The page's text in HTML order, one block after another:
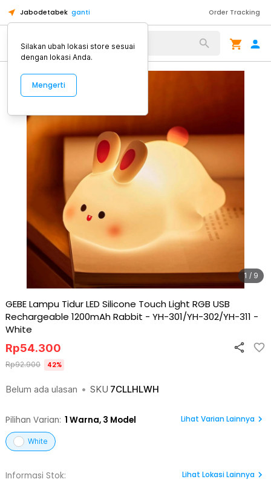
Jabodetabek ganti Order Tracking
Alat Kopi
1 / 9
GEBE Lampu Tidur LED Silicone Touch Light RGB USB
Rechargeable 1200mAh Rabbit - YH-301/YH-302/YH-311 -
White
Belum ada ulasan • SKU 7CLLHLWH
Rp54.300
Rp92.900 42%
Pilihan Varian: 1 Warna, 3 Model Lihat Varian Lainnya
White
Informasi Stok:
Lihat Lokasi Lainnya
Silakan ubah lokasi store sesuai
dengan lokasi Anda.
Mengerti